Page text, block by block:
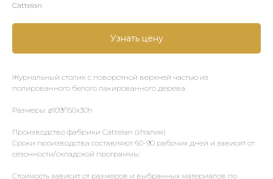
Cattelan
Узнать цену
Журнальный столик с поворотной верхней частью из
полированного белого лакированного дерева.
Размеры: ø109/150x30h
Производство фабрики Cattelan (Италия)
Сроки производства составляют 60-90 рабочих дней и зависят от
сезонности/складской программы.
Стоимость зависит от размеров и выбранных материалов по